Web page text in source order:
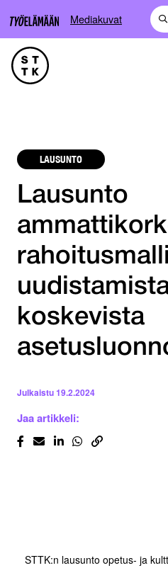
Mediakuvat
LAUSUNTO
Lausunto
koskevista
Julkaistu19.2.2024
Jaa artikkeli:
STTK:n lausunto opetus- ja